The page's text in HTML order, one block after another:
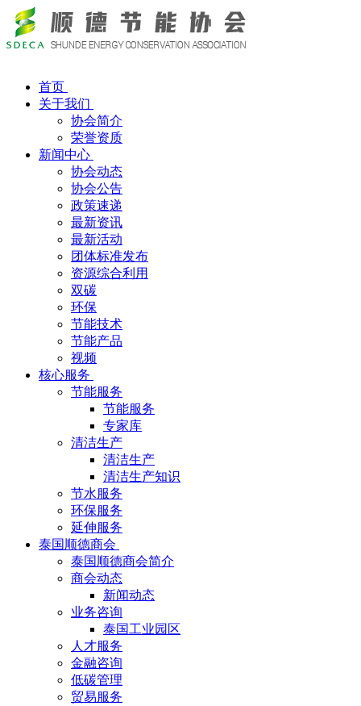
首页
关于我们
协会简介
荣誉资质
新闻中心
协会动态
协会公告
政策速递
最新资讯
最新活动
团体标准发布
资源综合利用
双碳
环保
节能技术
节能产品
视频
核心服务
节能服务
节能服务
专家库
清洁生产
清洁生产
清洁生产知识
节水服务
环保服务
延伸服务
泰国顺德商会
泰国顺德商会简介
商会动态
新闻动态
业务咨询
泰国工业园区
人才服务
金融咨询
低碳管理
贸易服务